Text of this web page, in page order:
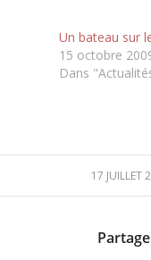
Un bateau sur
15 octobre
Dans
17 JUILLET
/